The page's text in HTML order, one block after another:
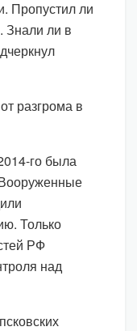
Пропустил ли
Знали ли в
разгрома в
го была
Вооруженные
Только
РФ
над